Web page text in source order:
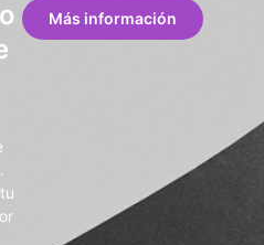
Más información